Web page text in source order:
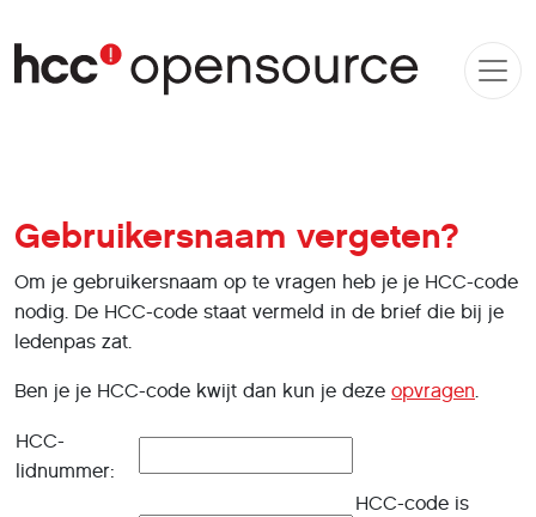
Gebruikersnaam vergeten?
Om je gebruikersnaam op te vragen heb je je HCC-code
nodig. De HCC-code staat vermeld in de brief die bij je
ledenpas zat.
Ben je je HCC-code kwijt dan kun je deze opvragen.
HCC-
lidnummer:
HCC-code is